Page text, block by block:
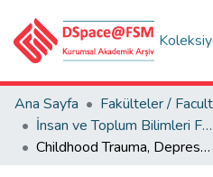
Ana Sayfa
Fakülteler /
İnsan ve Toplum Bilimleri Fakültesi / Faculty of Humanities and Social Sciences
Childhood Trauma, Depression, Anxiety, Stress and Quality of Life in Women with Hashimoto’s Disease: Descriptive Research